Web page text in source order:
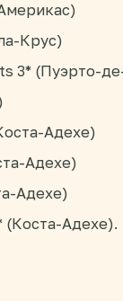
Крус)
3* (Пуэрто-
Адехе)
Адехе)
Адехе)
(Коста-Адехе).